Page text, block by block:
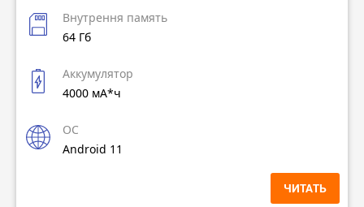
Внутрення память
64 Гб
Аккумулятор
4000 мА*ч
ОС
Android 11
ЧИТАТЬ